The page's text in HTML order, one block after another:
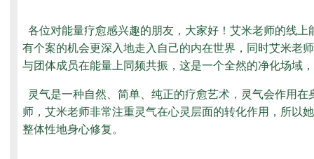
各位对能量疗愈感兴趣的朋友，大家好！艾米老师的线
有个案的机会更深入地走入自己的内在世界，同时艾米老
与团体成员在能量上同频共振，这是一个全然的净化场域
灵气是一种自然、简单、纯正的疗愈艺术，灵气会作用
师，艾米老师非常注重灵气在心灵层面的转化作用，所以
整体性地身心修复。